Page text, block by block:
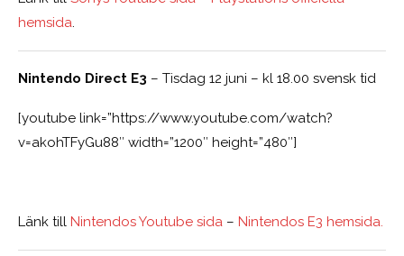
hemsida.
Nintendo Direct E3 – Tisdag 12 juni – kl 18.00 svensk tid
[youtube link=”https://www.youtube.com/watch?
v=akohTFyGu88″ width=”1200″ height=”480″]
Länk till Nintendos Youtube sida – Nintendos E3 hemsida.